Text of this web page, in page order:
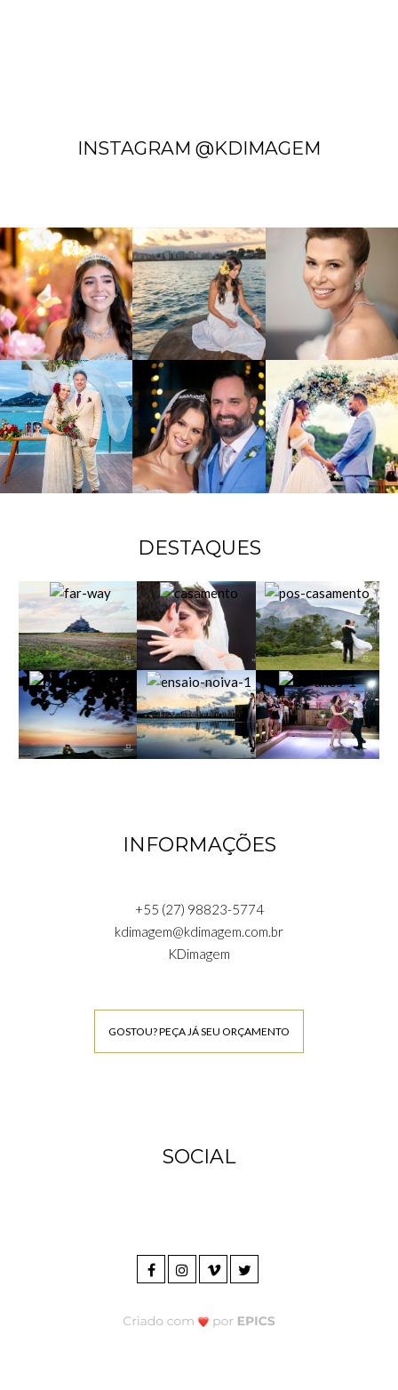
INSTAGRAM @KDIMAGEM
DESTAQUES
INFORMAÇÕES
+55 (27) 98823-5774
kdimagem@kdimagem.com.br
KDimagem
GOSTOU? PEÇA JÁ SEU ORÇAMENTO
SOCIAL